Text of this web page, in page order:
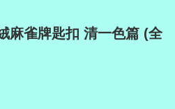
麻雀牌匙扣 清一色篇 (全